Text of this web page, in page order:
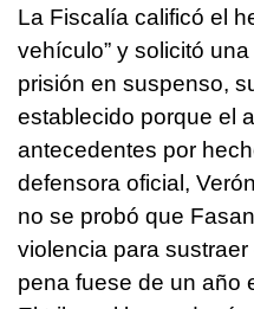
La Fiscalía calificó el
vehículo” y solicitó
prisión en suspenso,
establecido porque el
antecedentes por
defensora oficial,
no se probó que
violencia para
pena fuese de un año